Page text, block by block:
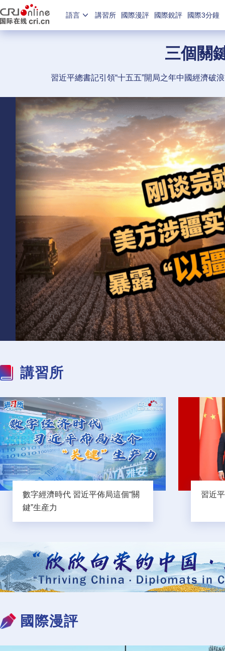
語言 講習所 國際漫評 國際銳評 國際3分鐘
三個關
習近平總書記引領“十五五”開局之年中國經濟破
完善全民健身公共服務
體系 讓發展成果惠及全
體人民
就業疲軟+通脹頑固+白
宮施壓 美聯儲或再陷兩
難
一條河流 為何牽動整個
歐洲經濟？
講習所
數字經濟時代 習近平佈局這個“關
鍵”生産力
習近
國際漫評